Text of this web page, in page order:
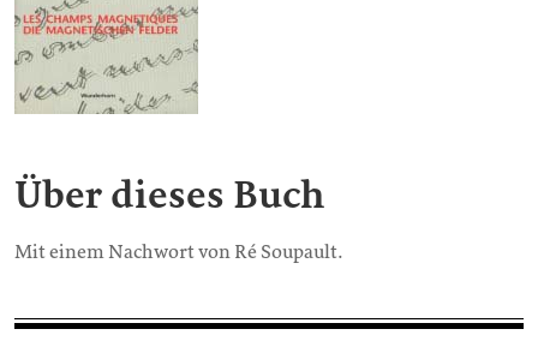
Über dieses Buch
Mit einem Nachwort von Ré Soupault.